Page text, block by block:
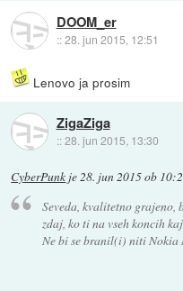
DOOM_er
::28. jun 2015, 12:51
Lenovo ja prosim
ZigaZiga
::28. jun 2015, 13:30
CyberPunk je28. jun 2015 ob
Seveda, kvalitetno
zdaj, ko ti na vseh koncih
Ne bi se branil(i) niti Nokia